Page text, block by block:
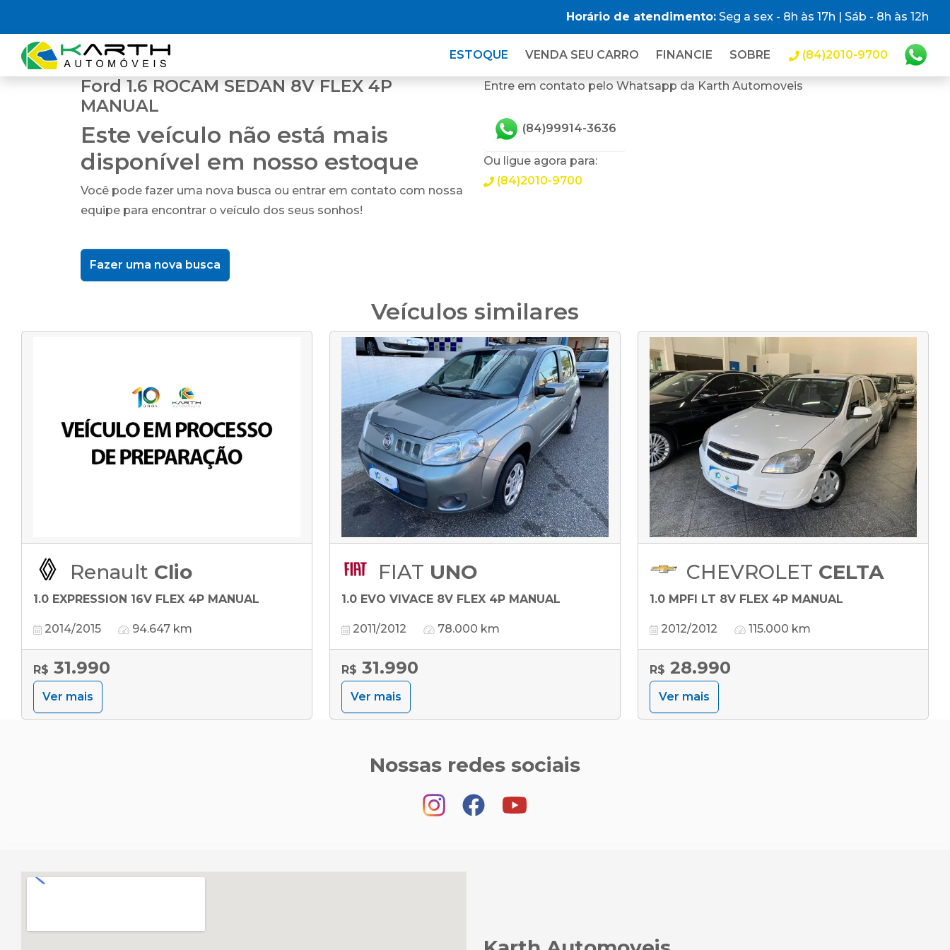
Horário de atendimento: Seg a sex - 8h às 17h | Sáb - 8h às 12h
ESTOQUE VENDA SEU CARRO FINANCIE SOBRE (84)2010-9700
Ford 1.6 ROCAM SEDAN 8V FLEX 4P
MANUAL
Este veículo não está mais
disponível em nosso estoque
Você pode fazer uma nova busca ou entrar em contato com nossa
equipe para encontrar o veículo dos seus sonhos!
Fazer uma nova busca
Entre em contato pelo Whatsapp da Karth Automoveis
(84)99914-3636
Ou ligue agora para:
(84)2010-9700
Veículos similares
Renault Clio
1.0 EXPRESSION 16V FLEX 4P MANUAL
2014/2015 94.647 km
R$ 31.990
Ver mais
FIAT UNO
1.0 EVO VIVACE 8V FLEX 4P MANUAL
2011/2012 78.000 km
R$ 31.990
Ver mais
CHEVROLET CELTA
1.0 MPFI LT 8V FLEX 4P MANUAL
2012/2012 115.000 km
R$ 28.990
Ver mais
Nossas redes sociais